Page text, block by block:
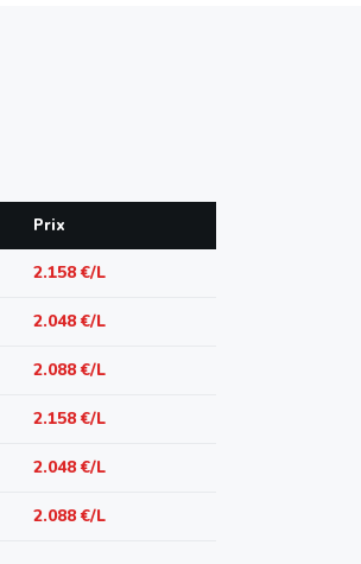
Prix
2.158 €/L
2.048 €/L
2.088 €/L
2.158 €/L
2.048 €/L
2.088 €/L